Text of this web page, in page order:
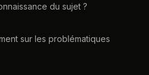
du sujet ?
sur les problématiques